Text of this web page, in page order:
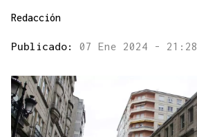
Redacción
Publicado: 07 Ene 2024 - 21:28